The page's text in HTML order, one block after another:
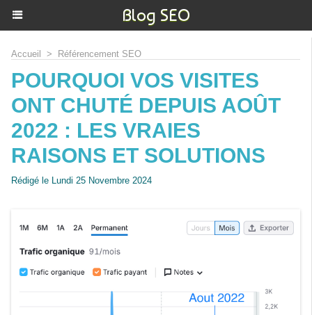
Blog SEO
Accueil > Référencement SEO
POURQUOI VOS VISITES
ONT CHUTÉ DEPUIS AOÛT
2022 : LES VRAIES
RAISONS ET SOLUTIONS
Rédigé le Lundi 25 Novembre 2024